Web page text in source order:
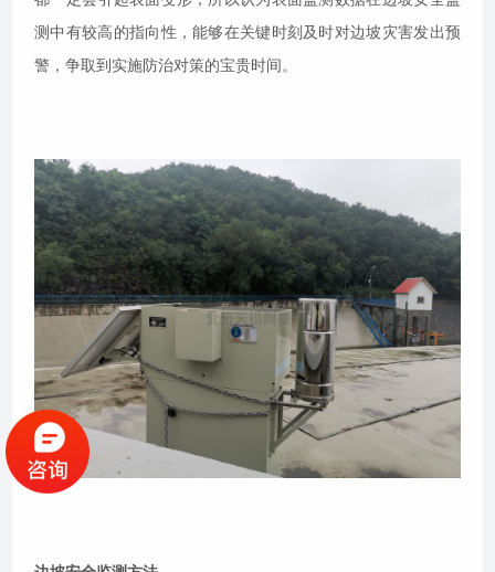
测中有较高的指向性，能够在关键时刻及时对边坡灾害发出预
警，争取到实施防治对策的宝贵时间。